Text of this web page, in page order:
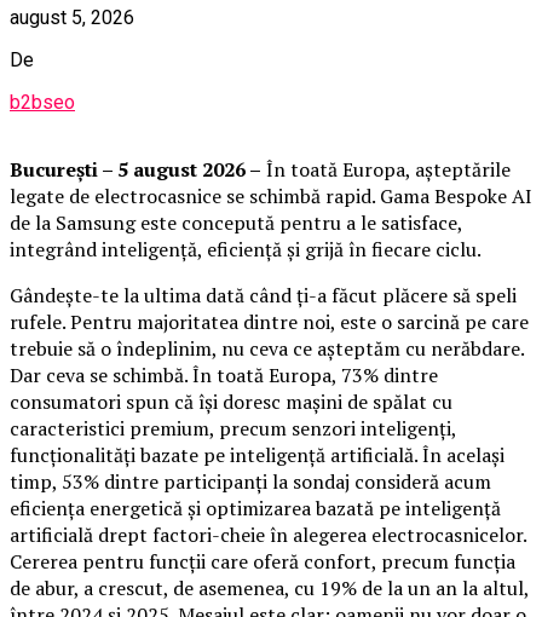
august 5, 2026
De
b2bseo
București – 5 august 2026 – În toată Europa, așteptările
legate de electrocasnice se schimbă rapid. Gama Bespoke AI
de la Samsung este concepută pentru a le satisface,
integrând inteligență, eficiență și grijă în fiecare ciclu.
Gândește-te la ultima dată când ți-a făcut plăcere să speli
rufele. Pentru majoritatea dintre noi, este o sarcină pe care
trebuie să o îndeplinim, nu ceva ce așteptăm cu nerăbdare.
Dar ceva se schimbă. În toată Europa, 73% dintre
consumatori spun că își doresc mașini de spălat cu
caracteristici premium, precum senzori inteligenți,
funcționalități bazate pe inteligență artificială. În același
timp, 53% dintre participanți la sondaj consideră acum
eficiența energetică și optimizarea bazată pe inteligență
artificială drept factori-cheie în alegerea electrocasnicelor.
Cererea pentru funcții care oferă confort, precum funcția
de abur, a crescut, de asemenea, cu 19% de la un an la altul,